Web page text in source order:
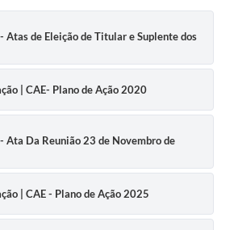
- Atas de Eleição de Titular e Suplente dos
| CAE- Plano de Ação 2020
- Ata Da Reunião 23 de Novembro de
| CAE - Plano de Ação 2025